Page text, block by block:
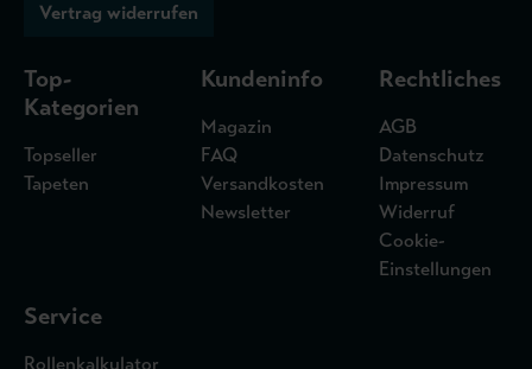
Vertrag widerrufen
Top-
Kategorien
Topseller
Tapeten
Kundeninfo
Magazin
FAQ
Versandkosten
Newsletter
Rechtliches
AGB
Datenschutz
Impressum
Widerruf
Cookie-
Einstellungen
Service
Rollenkalkulator